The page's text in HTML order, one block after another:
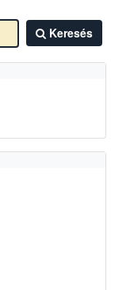
Keresés